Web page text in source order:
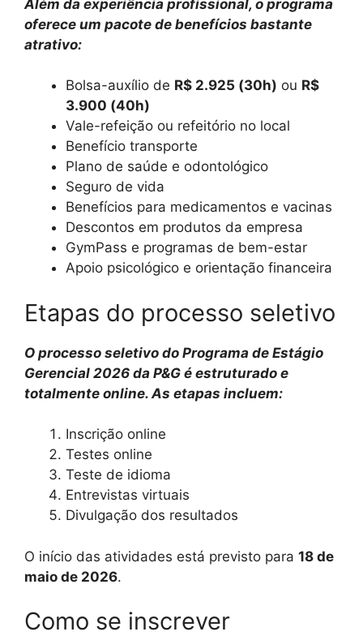
Além da experiência profissional, o programa
oferece um pacote de benefícios bastante
atrativo:
Bolsa-auxílio de R$ 2.925 (30h) ou R$
3.900 (40h)
Vale-refeição ou refeitório no local
Benefício transporte
Plano de saúde e odontológico
Seguro de vida
Benefícios para medicamentos e vacinas
Descontos em produtos da empresa
GymPass e programas de bem-estar
Apoio psicológico e orientação financeira
Etapas do processo seletivo
O processo seletivo do Programa de Estágio
Gerencial 2026 da P&G é estruturado e
totalmente online. As etapas incluem:
Inscrição online
Testes online
Teste de idioma
Entrevistas virtuais
Divulgação dos resultados
O início das atividades está previsto para 18 de
maio de 2026.
Como se inscrever